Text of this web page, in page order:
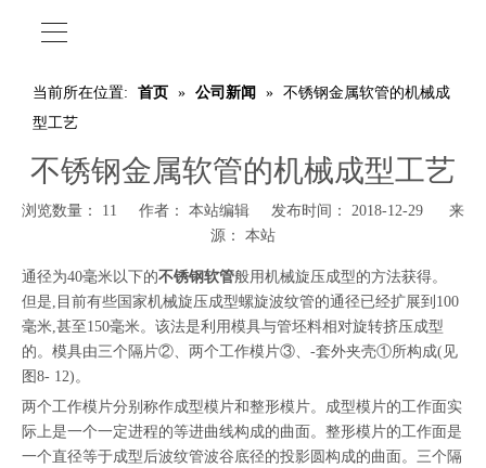
当前所在位置: 首页 » 公司新闻 » 不锈钢金属软管的机械成
型工艺
不锈钢金属软管的机械成型工艺
浏览数量： 11 作者： 本站编辑 发布时间： 2018-12-29 来
源： 本站
通径为40毫米以下的不锈钢软管般用机械旋压成型的方法获得。
但是,目前有些国家机械旋压成型螺旋波纹管的通径已经扩展到100
毫米,甚至150毫米。该法是利用模具与管坯料相对旋转挤压成型
的。模具由三个隔片②、两个工作模片③、-套外夹壳①所构成(见
图8- 12)。
两个工作模片分别称作成型模片和整形模片。成型模片的工作面实
际上是一个一定进程的等进曲线构成的曲面。整形模片的工作面是
一个直径等于成型后波纹管波谷底径的投影圆构成的曲面。三个隔